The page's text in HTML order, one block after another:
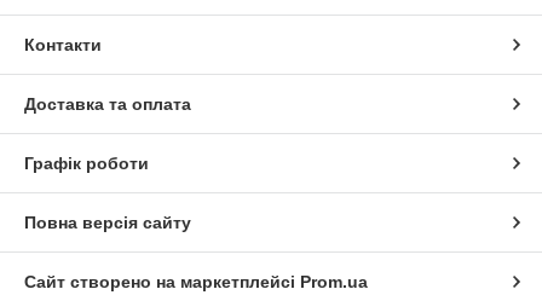
Контакти
Доставка та оплата
Графік роботи
Повна версія сайту
Сайт створено на маркетплейсі Prom.ua